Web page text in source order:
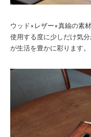
ウッド×レザー×真鍮の素
使用する度に少しだけ気
が生活を豊かに彩ります。